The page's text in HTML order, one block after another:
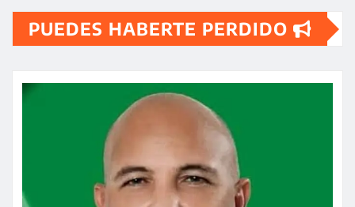
PUEDES HABERTE PERDIDO